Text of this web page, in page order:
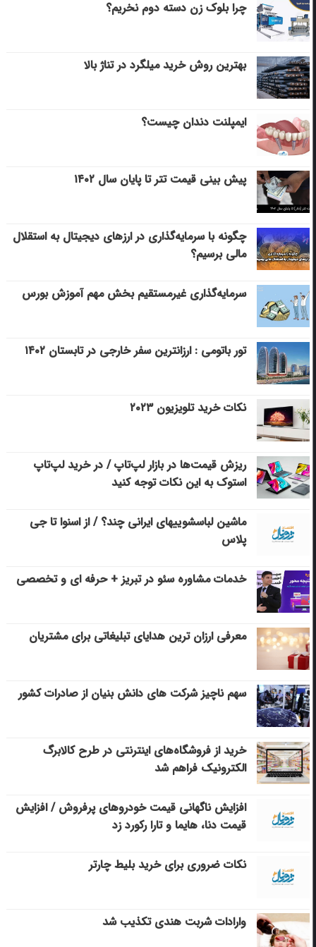
چرا بلوک زن دسته دوم نخریم؟
بهترین روش خرید میلگرد در تناژ بالا
ایمپلنت دندان چیست؟
پیش بینی قیمت تتر تا پایان سال ۱۴۰۲
چگونه با سرمایه‌گذاری در ارزهای دیجیتال به استقلال
مالی برسیم؟
سرمایه‌گذاری غیرمستقیم بخش مهم آموزش بورس
تور باتومی : ارزانترین سفر خارجی در تابستان ۱۴۰۲
نکات خرید تلویزیون ۲۰۲۳
ریزش قیمت‌ها در بازار لپ‌تاپ / در خرید لپ‌تاپ
استوک به این نکات توجه کنید
ماشین لباسشویی‎های ایرانی چند؟ / از اسنوا تا جی
پلاس
خدمات مشاوره سئو در تبریز + حرفه ای و تخصصی
معرفی ارزان ترین هدایای تبلیغاتی برای مشتریان
سهم ناچیز شرکت های دانش بنیان از صادرات کشور
خرید از فروشگاه‌های اینترنتی در طرح کالابرگ
الکترونیک فراهم شد
افزایش ناگهانی قیمت خودروهای پرفروش / افزایش
قیمت دنا، هایما و تارا رکورد زد
نکات ضروری برای خرید بلیط چارتر
وارادات شربت هندی تکذیب شد